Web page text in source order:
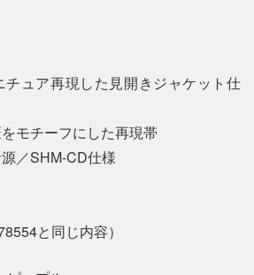
ュア再現した見開きジャケット仕
モチーフにした再現帯
／SHM-CD仕様
と同じ内容）